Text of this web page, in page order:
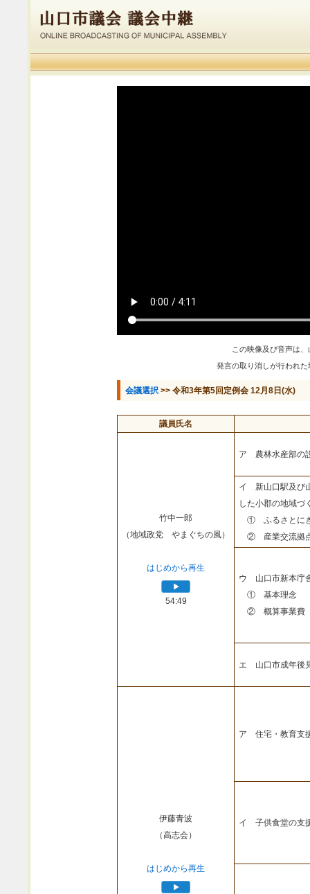
この映像及び音声は
発言の取り消しが行われ
会議選択 >> 令和3年第5回定例会 12月8日(水)
議員氏名
竹中一郎
（地域政党 やまぐちの風）
はじめから再生
54:49
ア 農林水産部の
イ 新山口駅及び
した小郡の地域づ
① ふるさとにぎ
② 産業交流拠点
ウ 山口市新本庁
① 基本理念
② 概算事業費
エ 山口市成年後
伊藤青波
（高志会）
はじめから再生
ア 住宅・教育支
イ 子供食堂の支